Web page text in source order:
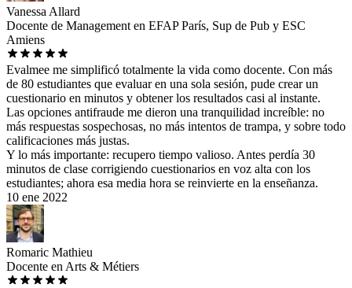
Vanessa Allard
Docente de Management en EFAP París, Sup de Pub y ESC
Amiens
Evalmee me simplificó totalmente la vida como docente. Con más
de 80 estudiantes que evaluar en una sola sesión, pude crear un
cuestionario en minutos y obtener los resultados casi al instante.
Las opciones antifraude me dieron una tranquilidad increíble: no
más respuestas sospechosas, no más intentos de trampa, y sobre todo
calificaciones más justas.
Y lo más importante: recupero tiempo valioso. Antes perdía 30
minutos de clase corrigiendo cuestionarios en voz alta con los
estudiantes; ahora esa media hora se reinvierte en la enseñanza.
10 ene 2022
Romaric Mathieu
Docente en Arts & Métiers